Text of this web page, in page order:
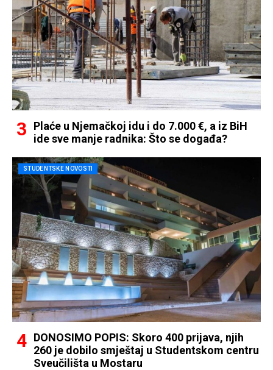
Plaće u Njemačkoj idu i do 7.000 €, a iz BiH
ide sve manje radnika: Što se događa?
STUDENTSKE NOVOSTI
DONOSIMO POPIS: Skoro 400 prijava, njih
260 je dobilo smještaj u Studentskom centru
Sveučilišta u Mostaru